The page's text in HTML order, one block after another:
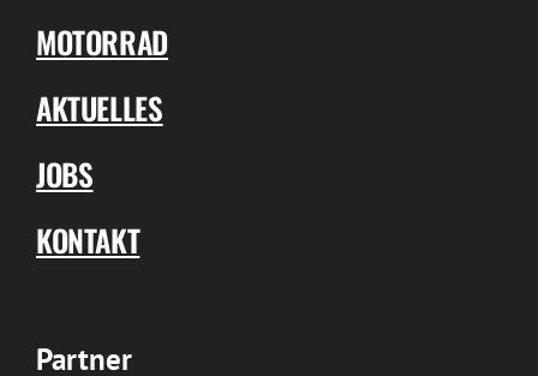
MOTORRAD
AKTUELLES
JOBS
KONTAKT
Partner